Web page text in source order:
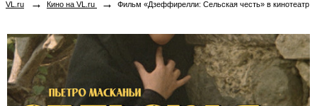
VL.ru → Кино на VL.ru → Фильм «Дзеффирелли: Сельская честь» в кинотеатрах Черниговки. Купить билеты!